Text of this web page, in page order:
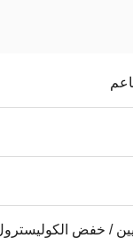
/ خفض